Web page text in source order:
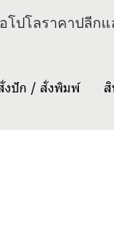
โปโลราคาปลีกแ
งปัก / สั่งพิมพ์